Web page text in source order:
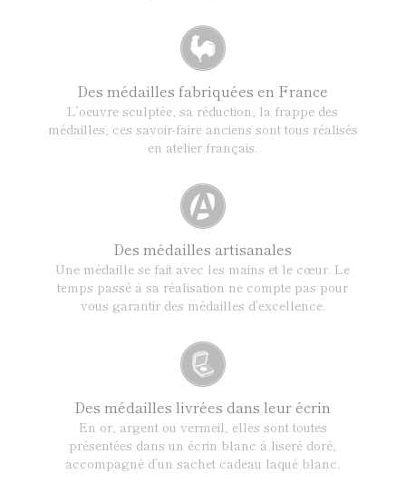
Des médailles fabriquées en France
L’oeuvre sculptée, sa réduction, la frappe des
médailles, ces savoir-faire anciens sont tous réalisés
en atelier français.
Des médailles artisanales
Une médaille se fait avec les mains et le cœur. Le
temps passé à sa réalisation ne compte pas pour
vous garantir des médailles d’excellence.
Des médailles livrées dans leur écrin
En or, argent ou vermeil, elles sont toutes
présentées dans un écrin blanc à liseré doré,
accompagné d’un sachet cadeau laqué blanc.